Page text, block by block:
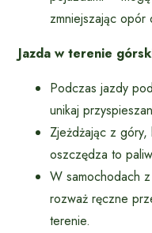
zmniejszając opór
Jazda w terenie
Podczas jazdy
unikaj
Zjeżdżając z góry,
oszczędza to
W samochodach
rozważ ręczne
terenie.